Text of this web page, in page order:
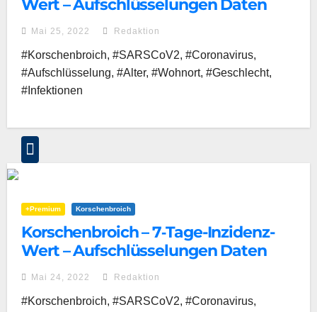
Wert – Aufschlüsselungen Daten
Mai 25, 2022 Redaktion
#Korschenbroich, #SARSCoV2, #Coronavirus,
#Aufschlüsselung, #Alter, #Wohnort, #Geschlecht,
#Infektionen
+Premium Korschenbroich
Korschenbroich – 7‑Tage-Inzidenz-
Wert – Aufschlüsselungen Daten
Mai 24, 2022 Redaktion
#Korschenbroich, #SARSCoV2, #Coronavirus,